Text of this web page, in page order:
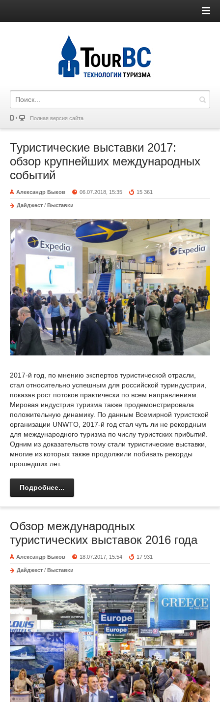
Полная версия сайта
Туристические выставки 2017:
обзор крупнейших международных
событий
Александр Быков 06.07.2018, 15:35 15 361
Дайджест / Выставки
2017-й год, по мнению экспертов туристической отрасли,
стал относительно успешным для российской туриндустрии,
показав рост потоков практически по всем направлениям.
Мировая индустрия туризма также продемонстрировала
положительную динамику. По данным Всемирной туристской
организации UNWTO, 2017-й год стал чуть ли не рекордным
для международного туризма по числу туристских прибытий.
Одним из доказательств тому стали туристические выставки,
многие из которых также продолжили побивать рекорды
прошедших лет.
Подробнее...
Обзор международных
туристических выставок 2016 года
Александр Быков 18.07.2017, 15:54 17 931
Дайджест / Выставки